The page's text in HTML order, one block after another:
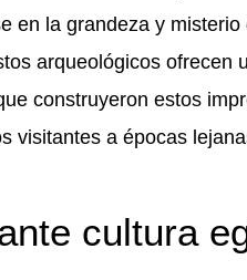
en la grandeza y
arqueológicos ofrecen
construyeron estos
visitantes a épocas
cultura